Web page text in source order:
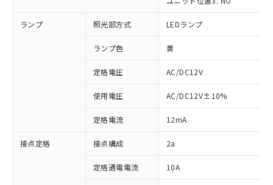
ランプ 照光部方式 LEDランプ
ランプ色 黄
定格電圧 AC/DC12V
使用電圧 AC/DC12V±10%
定格電流 12mA
接点定格 接点構成 2a
定格通電電流 10A
ご利用条件
※1 対応状況
対応済み：EU RoHS指令（10物質）の
非含有に対応した製品が提供可能な商品で
す。
対応予定：EU RoHS指令（10物質）の非含
有に対応した製品に切り替える予定のある